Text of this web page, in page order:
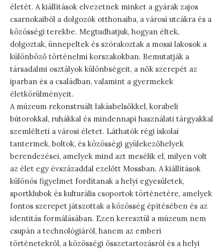
életét. A kiállítások elvezetnek minket a gyárak zajos
csarnokaiból a dolgozók otthonaiba, a városi utcákra és a
közösségi terekbe. Megtudhatjuk, hogyan éltek,
dolgoztak, ünnepeltek és szórakoztak a mossi lakosok a
különböző történelmi korszakokban. Bemutatják a
társadalmi osztályok különbségeit, a nők szerepét az
iparban és a családban, valamint a gyermekek
életkörülményeit.
A múzeum rekonstruált lakásbelsőkkel, korabeli
bútorokkal, ruhákkal és mindennapi használati tárgyakkal
szemlélteti a városi életet. Láthatók régi iskolai
tantermek, boltok, és közösségi gyülekezőhelyek
berendezései, amelyek mind azt mesélik el, milyen volt
az élet egy évszázaddal ezelőtt Mossban. A kiállítások
különös figyelmet fordítanak a helyi egyesületek,
sportklubok és kulturális csoportok történetére, amelyek
fontos szerepet játszottak a közösség építésében és az
identitás formálásában. Ezen keresztül a múzeum nem
csupán a technológiáról, hanem az emberi
történetekről, a közösségi összetartozásról és a helyi